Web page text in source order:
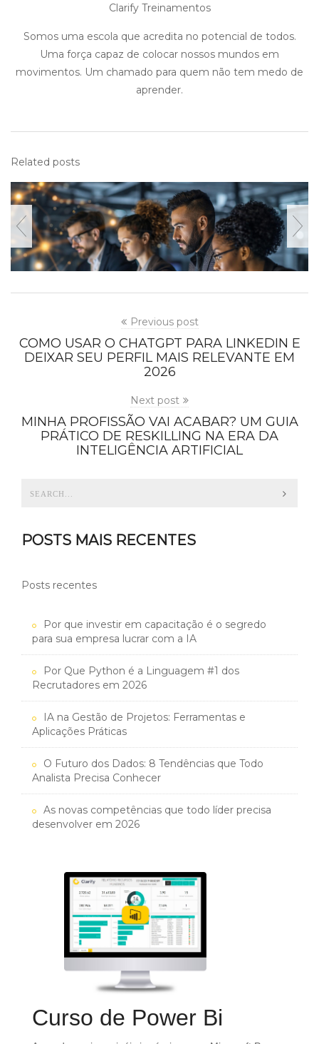
Clarify Treinamentos
Somos uma escola que acredita no potencial de todos.
Uma força capaz de colocar nossos mundos em
movimentos. Um chamado para quem não tem medo de
aprender.
Related posts
Previous post
COMO USAR O CHATGPT PARA LINKEDIN E
DEIXAR SEU PERFIL MAIS RELEVANTE EM
2026
Next post
MINHA PROFISSÃO VAI ACABAR? UM GUIA
PRÁTICO DE RESKILLING NA ERA DA
INTELIGÊNCIA ARTIFICIAL
POSTS MAIS RECENTES
Posts recentes
Por que investir em capacitação é o segredo
para sua empresa lucrar com a IA
Por Que Python é a Linguagem #1 dos
Recrutadores em 2026
IA na Gestão de Projetos: Ferramentas e
Aplicações Práticas
O Futuro dos Dados: 8 Tendências que Todo
Analista Precisa Conhecer
As novas competências que todo líder precisa
desenvolver em 2026
Curso de Power Bi